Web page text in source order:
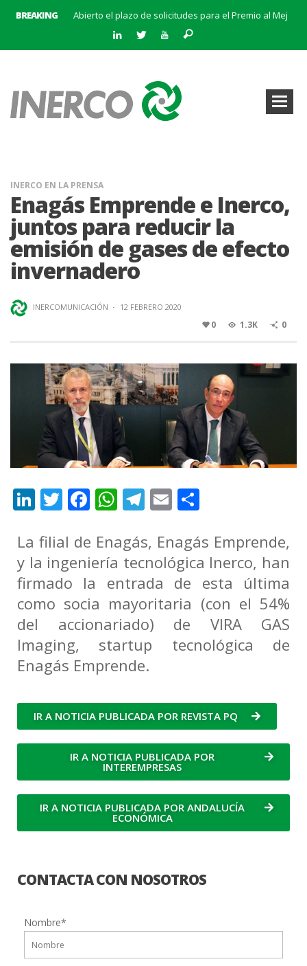
BREAKING
Abierto el plazo de solicitudes para el Premio al Mejor Trabajo de la Cátedra INERCO 2024
INERCO se adhiere a la Alianza #CEOPorLaDiversidad
INERCO EN LA PRENSA
Enagás Emprende e Inerco,
juntos para reducir la
emisión de gases de efecto
invernadero
INERCOMUNICACIÓN · 12 FEBRERO 2020
0 1.3K 0
Li
k
e
dI
n
T
itt
er
F
e
b
o
o
k
W
at
s
A
p
p
T
e
gr
a
m
E
ai
l
m
p
ar
ti
La filial de Enagás, Enagás Emprende,
y la ingeniería tecnológica Inerco, han
firmado la entrada de esta última
como socia mayoritaria (con el 54%
del accionariado) de VIRA GAS
Imaging, startup tecnológica de
Enagás Emprende.
IR A NOTICIA PUBLICADA POR REVISTA PQ
IR A NOTICIA PUBLICADA POR
INTEREMPRESAS
IR A NOTICIA PUBLICADA POR ANDALUCÍA
ECONÓMICA
CONTACTA CON NOSOTROS
Nombre*